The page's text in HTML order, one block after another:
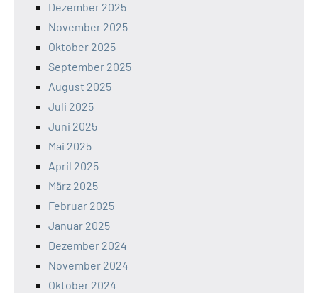
Dezember 2025
November 2025
Oktober 2025
September 2025
August 2025
Juli 2025
Juni 2025
Mai 2025
April 2025
März 2025
Februar 2025
Januar 2025
Dezember 2024
November 2024
Oktober 2024